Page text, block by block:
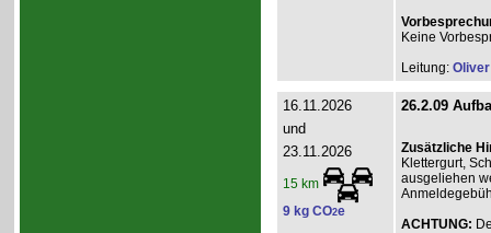
Keine
Leitung:
16.11.2026
und
23.11.2026
15 km
9 kg CO2e
26.2.09
Zusätzliche
Klettergurt,
ausgeliehen
ACHTUNG: